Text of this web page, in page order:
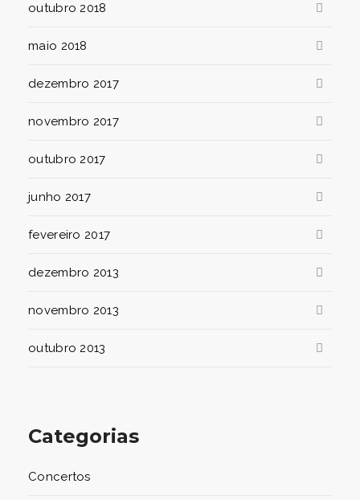
outubro 2018
maio 2018
dezembro 2017
novembro 2017
outubro 2017
junho 2017
fevereiro 2017
dezembro 2013
novembro 2013
outubro 2013
Categorias
Concertos